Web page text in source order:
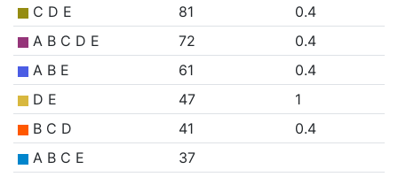
C D E
81
0.4
A B C D E
72
0.4
A B E
61
0.4
D E
47
1
B C D
41
0.4
A B C E
37